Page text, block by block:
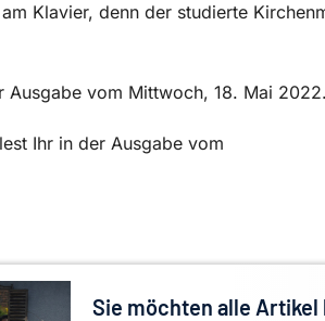
Klavier, denn der studierte
Ausgabe vom Mittwoch, 18. Mai 2022.
Ihr in der Ausgabe vom
Sie möchten alle Artikel